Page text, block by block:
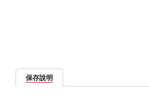
保存說明